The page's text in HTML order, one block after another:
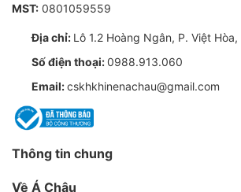
Giảm chi phí bôi trơn
Giảm chi phí bảo trì bằng
giữa các thay đổi.
không khí, giảm thiểu chi phí
MST: 0801059559
Địa chỉ: Lô 1.2 Hoàng Ngân, P. Việt
Số điện thoại:0988.913.060
Email:cskhkhinenachau@gmail.com
Thông tin chung
Về Á Châu